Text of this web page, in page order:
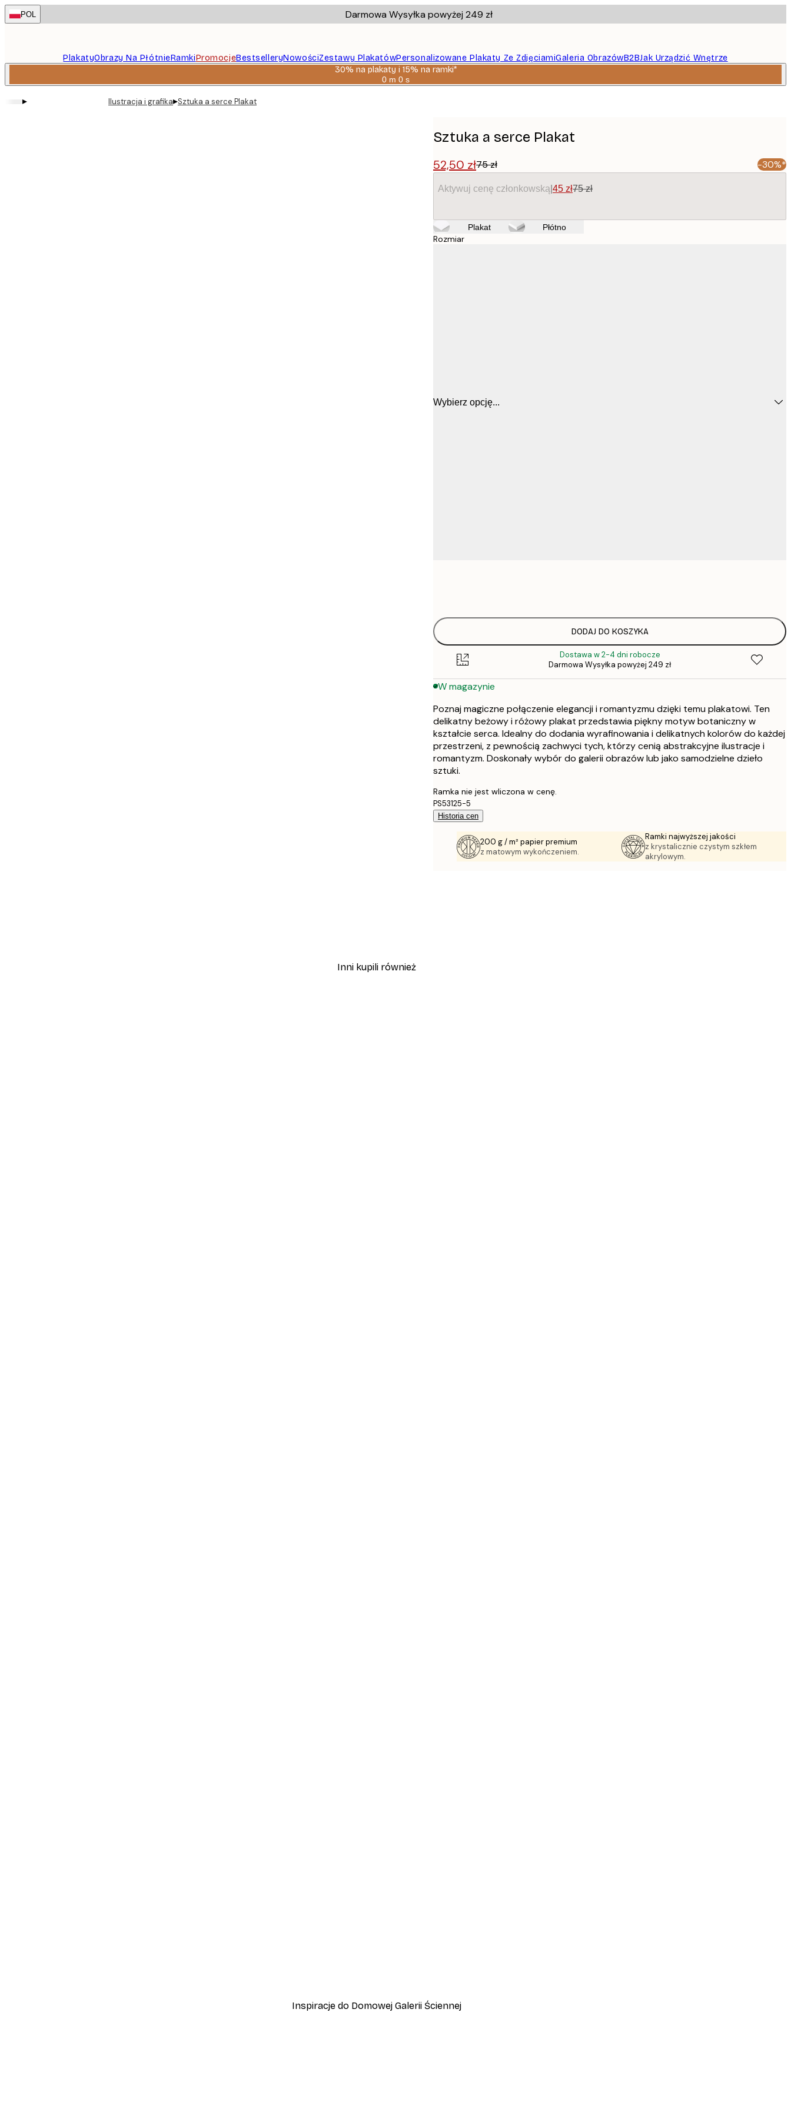
Skip
to
POL Darmowa Wysyłka powyżej 249 zł
PlakatyObrazy Na PłótnieRamkiPromocjeBestselleryNowościZestawy PlakatówPersonalizowane Plakaty Ze ZdjęciamiGaleria ObrazówB2BJak Urządzić Wnętrze
30% na plakaty i 15% na ramki*
0 m 0 s
Ważny
▸ Ilustracja i grafika▸Sztuka a serce Plakat
Sztuka a serce Plakat
52,50 zł75 zł -30%*
Aktywuj cenę członkowską 45 zł75 zł
Plakat Płótno
Rozmiar
Wybierz opcję...
DODAJ DO KOSZYKA
Dostawa w 2-4 dni robocze
Darmowa Wysyłka powyżej 249 zł
W magazynie
Poznaj magiczne połączenie elegancji i romantyzmu dzięki temu plakatowi. Ten
delikatny beżowy i różowy plakat przedstawia piękny motyw botaniczny w
kształcie serca. Idealny do dodania wyrafinowania i delikatnych kolorów do każdej
przestrzeni, z pewnością zachwyci tych, którzy cenią abstrakcyjne ilustracje i
romantyzm. Doskonały wybór do galerii obrazów lub jako samodzielne dzieło
sztuki.
Ramka nie jest wliczona w cenę.
PS53125-5
Historia cen
200 g / m² papier premium
z matowym wykończeniem.
Ramki najwyższej jakości
z krystalicznie czystym szkłem
akrylowym.
Inni kupili również
Inspiracje do Domowej Galerii Ściennej